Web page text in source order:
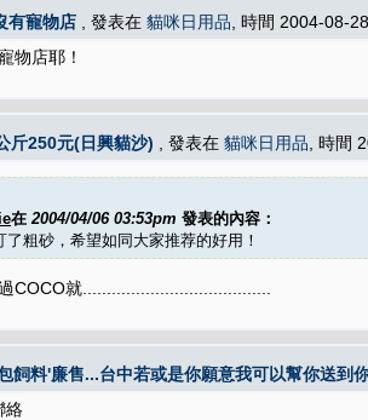
有寵物店 , 發表在 貓咪日用品 , 時間 2004-08-
物店耶！
斤250元(日興貓沙) , 發表在 貓咪日用品 , 時間
在 2004/04/06 03:53pm 發表的內容：
粗砂，希望如同大家推荐的好用！
COCO就.......................................
飼料'廉售...台中若或是你願意我可以幫你送到
絡